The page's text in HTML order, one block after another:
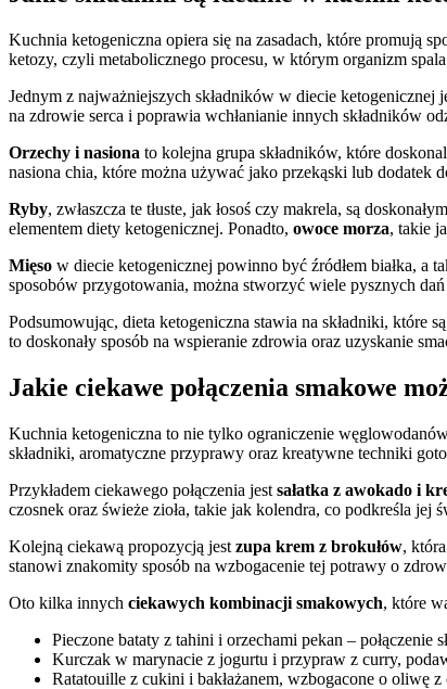
Kuchnia ketogeniczna opiera się na zasadach, które promują
ketozy, czyli metabolicznego procesu, w którym organizm
Jednym z najważniejszych składników w diecie ketogenicznej
na zdrowie serca i poprawia wchłanianie innych składników
Orzechy i nasiona to kolejna grupa składników, które
nasiona chia, które można używać jako przekąski lub dodatek
Ryby, zwłaszcza te tłuste, jak łosoś czy makrela, są
elementem diety ketogenicznej. Ponadto, owoce morza, takie
Mięso w diecie ketogenicznej powinno być źródłem białka, a
sposobów przygotowania, można stworzyć wiele pysznych
Podsumowując, dieta ketogeniczna stawia na składniki, które
to doskonały sposób na wspieranie zdrowia oraz uzyskanie
Jakie ciekawe połączenia smakowe
Kuchnia ketogeniczna to nie tylko ograniczenie
składniki, aromatyczne przyprawy oraz kreatywne techniki
Przykładem ciekawego połączenia jest sałatka z awokado i
czosnek oraz świeże zioła, takie jak kolendra, co podkreśla
Kolejną ciekawą propozycją jest zupa krem z brokułów,
stanowi znakomity sposób na wzbogacenie tej potrawy o
Oto kilka innych ciekawych kombinacji smakowych, które
Pieczone bataty z tahini i orzechami pekan – połączenie
Kurczak w marynacie z jogurtu i przypraw z curry,
Ratatouille z cukini i bakłażanem, wzbogacone o oliwę